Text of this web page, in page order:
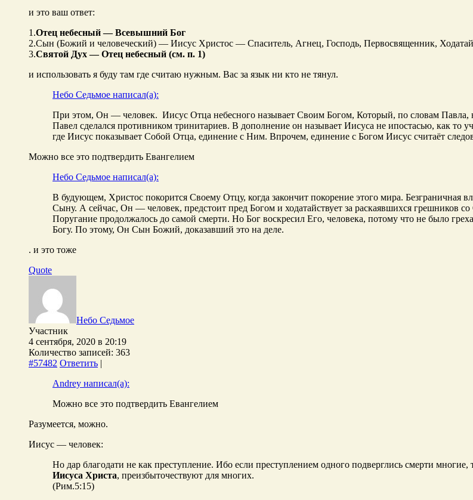
и это ваш ответ:
1.Отец небесный — Всевышний Бог
2.Сын (Божий и человеческий) — Иисус Христос — Спаситель, Агнец, Господь, Первосвященник,
3.Святой Дух — Отец небесный (см. п. 1)
и использовать я буду там где считаю нужным. Вас за язык ни кто не тянул.
Небо Седьмое написал(а):
При этом, Он — человек. Иисус Отца небесного называет Своим Богом, Который, по словам
Павел сделался противником тринитариев. В дополнение он называет Иисуса не ипостасью, как то
где Иисус показывает Собой Отца, единение с Ним. Впрочем, единение с Богом Иисус считаёт
Можно все это подтвердить Евангелием
Небо Седьмое написал(а):
В будующем, Христос покорится Своему Отцу, когда закончит покорение этого мира. Безграничная
Сыну. А сейчас, Он — человек, предстоит пред Богом и ходатайствует за раскаявшихся грешников
Поругание продолжалось до самой смерти. Но Бог воскресил Его, человека, потому что не было
Богу. По этому, Он Сын Божий, доказавший это на деле.
. и это тоже
Quote
Небо Седьмое
Участник
4 сентября, 2020 в 20:19
Количество записей: 363
#57482 Ответить |
Andrey написал(а):
Можно все это подтвердить Евангелием
Разумеется, можно.
Иисус — человек:
Но дар благодати не как преступление. Ибо если преступлением одного подверглись смерти
Иисуса Христа, преизбыточествуют для многих.
(Рим.5:15)